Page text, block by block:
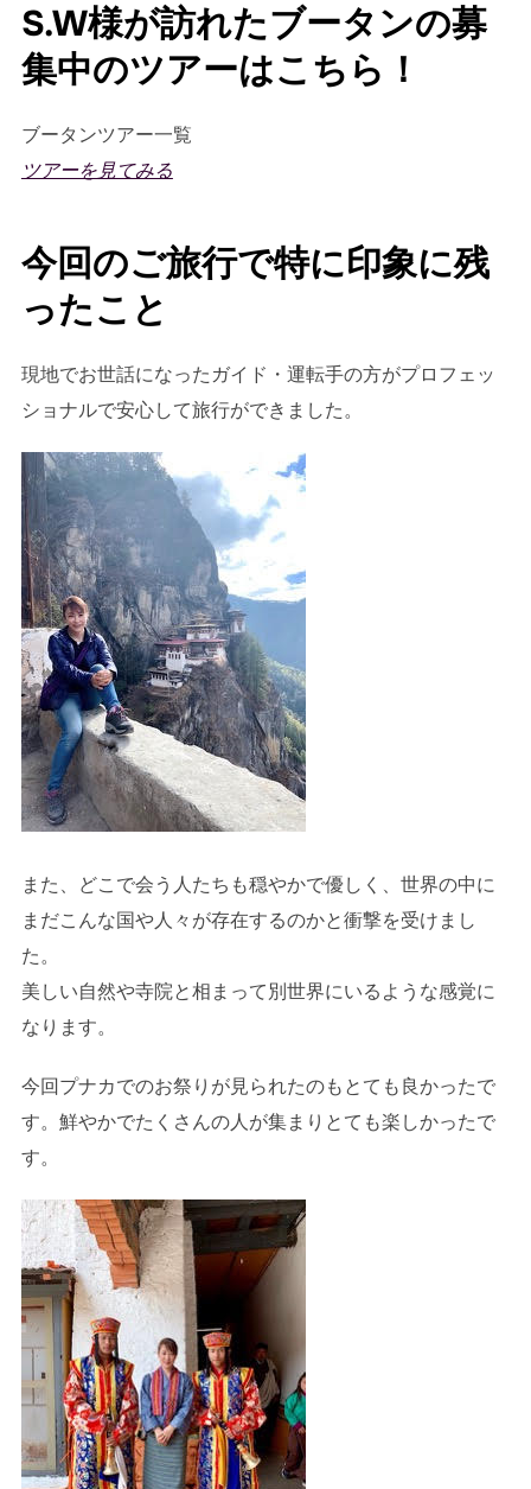
S.W様が訪れたブータンの募
集中のツアーはこちら！
ブータンツアー一覧
ツアーを見てみる
今回のご旅行で特に印象に残
ったこと
現地でお世話になったガイド・運転手の方がプロフェッ
ショナルで安心して旅行ができました。
また、どこで会う人たちも穏やかで優しく、世界の中に
まだこんな国や人々が存在するのかと衝撃を受けまし
た。
美しい自然や寺院と相まって別世界にいるような感覚に
なります。
今回プナカでのお祭りが見られたのもとても良かったで
す。鮮やかでたくさんの人が集まりとても楽しかったで
す。